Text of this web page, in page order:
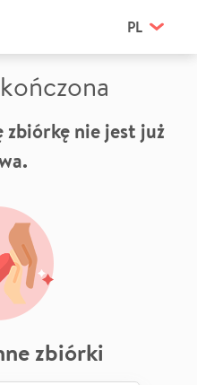
PL
zbiórkę nie jest już
zbiórki